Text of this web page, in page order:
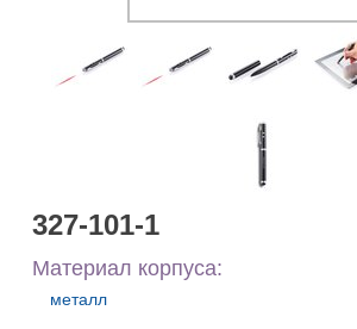
327-101-1
Материал корпуса:
металл